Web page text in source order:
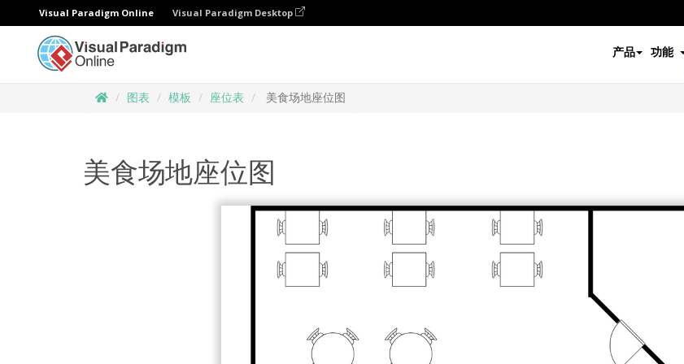
Visual Paradigm Online Visual Paradigm Desktop
产品 功能
图表 模板 座位表 美食场地座位图
美食场地座位图